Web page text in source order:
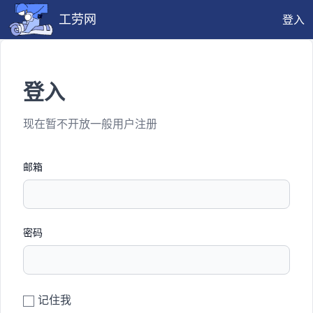
工劳网 登入
登入
现在暂不开放一般用户注册
邮箱
密码
记住我